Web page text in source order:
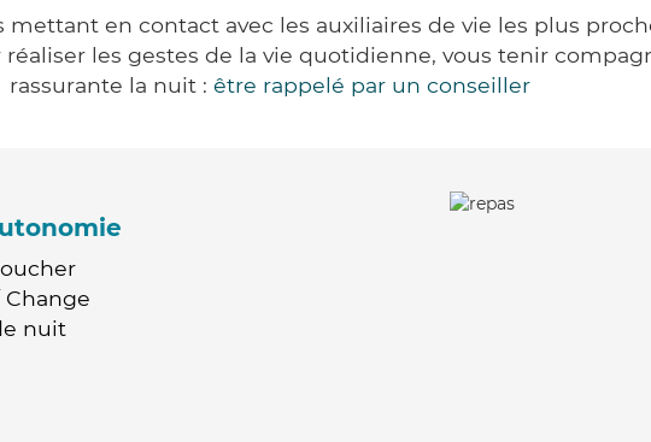
mettant en contact avec les auxiliaires de vie les plus
les gestes de la vie quotidienne, vous tenir
rassurante la nuit : être rappelé par un conseiller
nuit